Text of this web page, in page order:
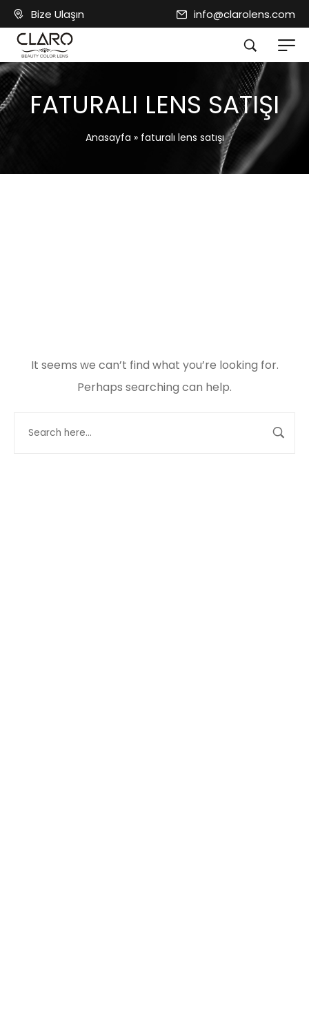
Bize Ulaşın info@clarolens.com
FATURALI LENS SATIŞI
Anasayfa » faturalı lens satışı
It seems we can’t find what you’re looking for.
Perhaps searching can help.